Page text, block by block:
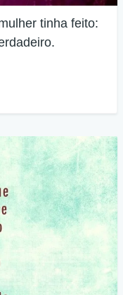
tinha feito: